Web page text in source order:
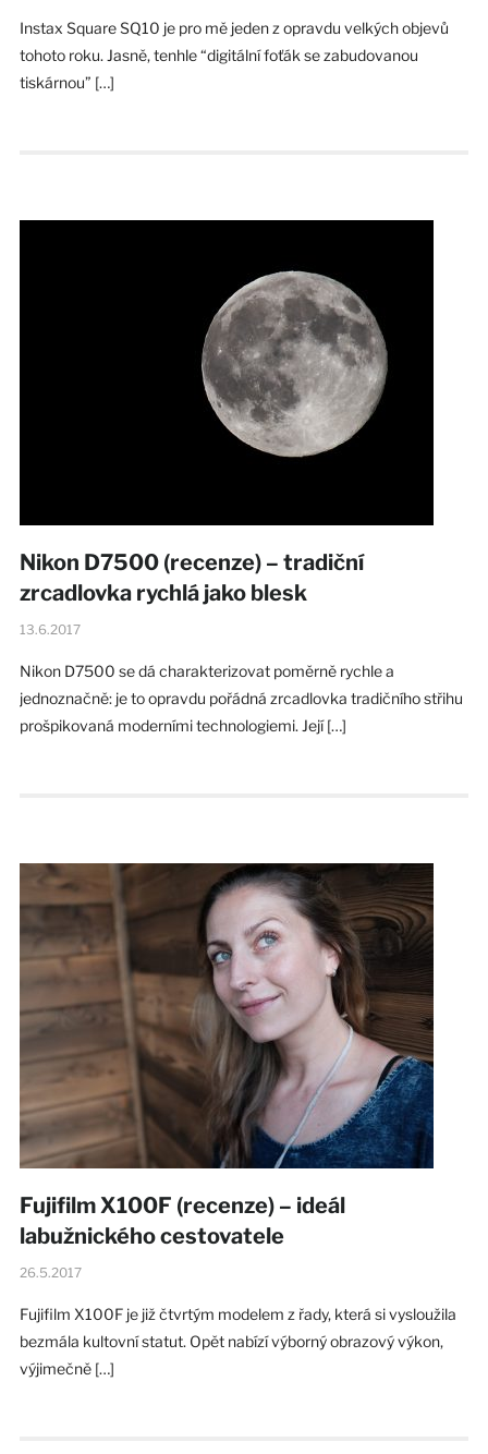
Instax Square SQ10 je pro mě jeden z opravdu velkých objevů
tohoto roku. Jasně, tenhle “digitální foťák se zabudovanou
tiskárnou” […]
Nikon D7500 (recenze) – tradiční
zrcadlovka rychlá jako blesk
13.6.2017
Nikon D7500 se dá charakterizovat poměrně rychle a
jednoznačně: je to opravdu pořádná zrcadlovka tradičního střihu
prošpikovaná moderními technologiemi. Její […]
Fujifilm X100F (recenze) – ideál
labužnického cestovatele
26.5.2017
Fujifilm X100F je již čtvrtým modelem z řady, která si vysloužila
bezmála kultovní statut. Opět nabízí výborný obrazový výkon,
výjimečně […]